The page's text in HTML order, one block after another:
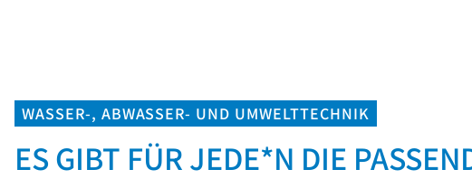
WASSER-, ABWASSER- UND UMWELTTECHNIK
ES GIBT FÜR JEDE*N DIE